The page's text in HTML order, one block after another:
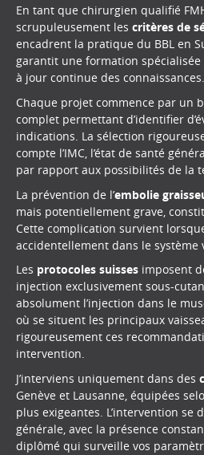
En tant que chirurgien qualifié
scrupuleusement les critères de
encadrent la pratique du BBL en
garantit une formation
à jour continue des connaissances.
Chaque projet commence par un
complet permettant d’identifier
indications. La sélection
compte l’IMC, l’état de santé
par rapport aux possibilités de la
La prévention de l’embolie
mais potentiellement grave,
Cette complication survient
accidentellement dans le système
Les protocoles suisses imposent
injection exclusivement sous-
absolument l’injection dans le
où se situent les principaux
rigoureusement ces
intervention.
J’interviens uniquement dans des
Genève et Lausanne, équipées
plus exigeantes. L’intervention se
générale, avec la présence
diplômé qui surveille vos